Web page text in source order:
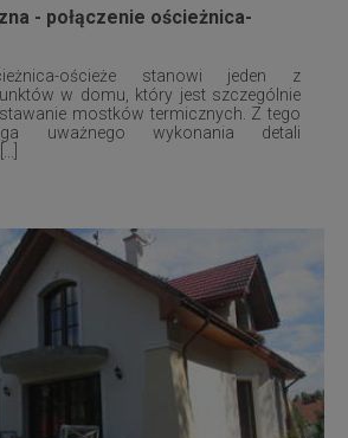
- połączenie ościeżnica-
ościeże stanowi jeden z
w domu, który jest szczególnie
mostków termicznych. Z tego
uważnego wykonania detali